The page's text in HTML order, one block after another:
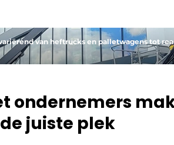
van heftrucks en palletwagens tot
ondernemers
juiste plek